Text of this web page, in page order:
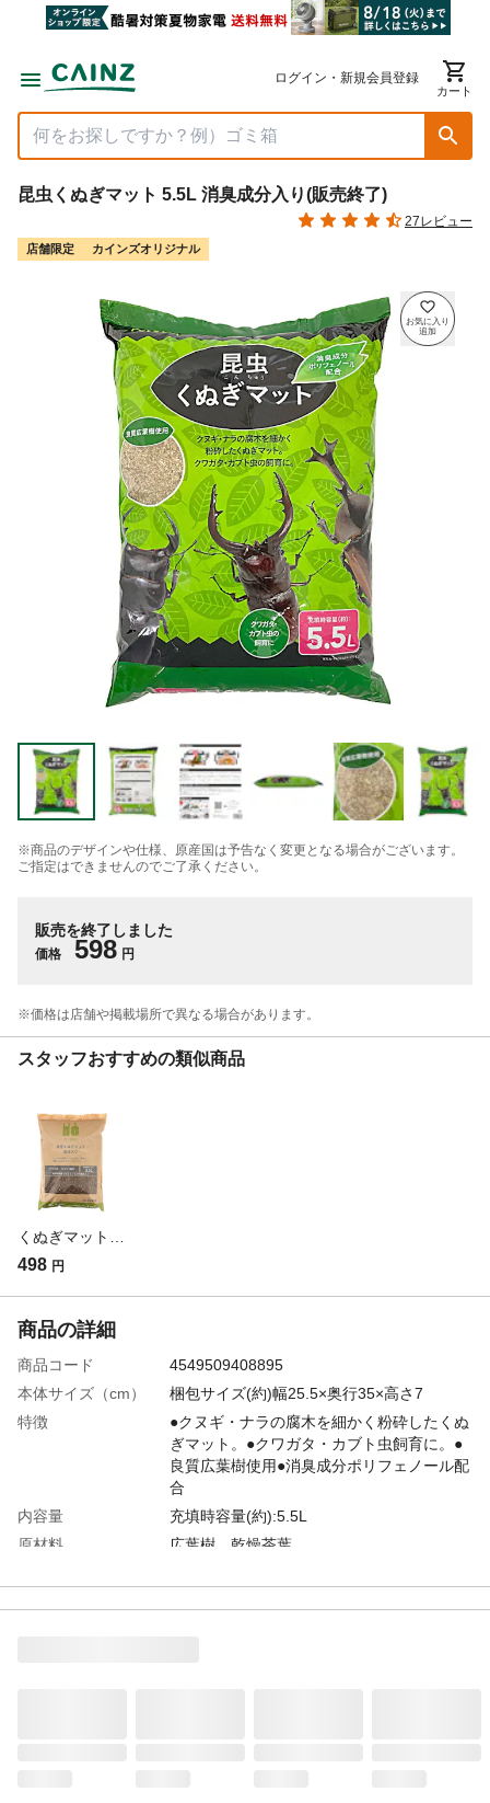
ログイン・新規会員登録
カート
昆虫くぬぎマット 5.5L 消臭成分入り(販売終了)
27レビュー
店舗限定 カインズオリジナル
※商品のデザインや仕様、原産国は予告なく変更となる場合がございます。
ご指定はできませんのでご了承ください。
販売を終了しました
価格 598 円
※価格は​店舗や​掲載場所で​異なる​場合が​あります。
スタッフおすすめの類似商品
498 円
商品の詳細
商品コード
4549509408895
本体サイズ（cm）
梱包サイズ(約)幅25.5×奥行35×高さ7
特徴
●クヌギ・ナラの腐木を細かく粉砕したくぬ
ぎマット。●クワガタ・カブト虫飼育に。●
良質広葉樹使用●消臭成分ポリフェノール配
合
内容量
充填時容量(約):5.5L
原材料
広葉樹、乾燥茶葉